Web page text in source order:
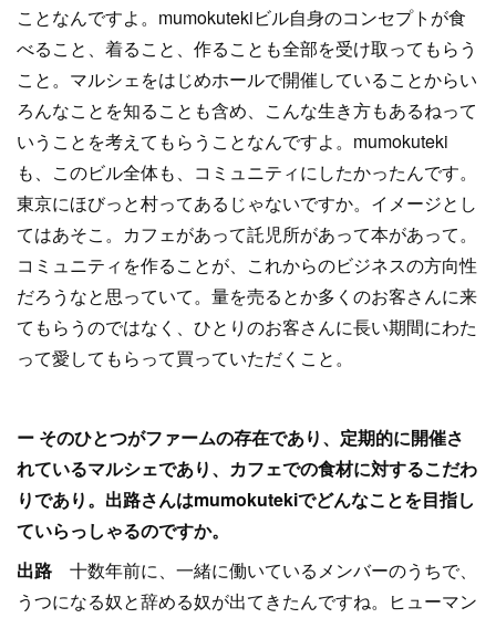
ことなんですよ。mumokutekiビル自身のコンセプトが食
べること、着ること、作ることも全部を受け取ってもらう
こと。マルシェをはじめホールで開催していることからい
ろんなことを知ることも含め、こんな生き方もあるねって
いうことを考えてもらうことなんですよ。mumokuteki
も、このビル全体も、コミュニティにしたかったんです。
東京にほびっと村ってあるじゃないですか。イメージとし
てはあそこ。カフェがあって託児所があって本があって。
コミュニティを作ることが、これからのビジネスの方向性
だろうなと思っていて。量を売るとか多くのお客さんに来
てもらうのではなく、ひとりのお客さんに長い期間にわた
って愛してもらって買っていただくこと。
ー そのひとつがファームの存在であり、定期的に開催さ
れているマルシェであり、カフェでの食材に対するこだわ
りであり。出路さんはmumokutekiでどんなことを目指し
ていらっしゃるのですか。
出路 十数年前に、一緒に働いているメンバーのうちで、
うつになる奴と辞める奴が出てきたんですね。ヒューマン